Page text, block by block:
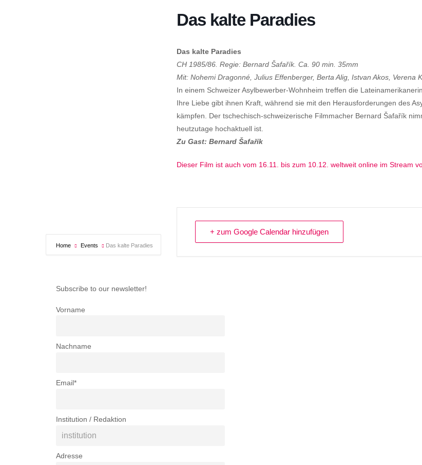
Home Events Das kalte Paradies
Das kalte Paradies
Das kalte Paradies
CH 1985/86 Regie: Bernard Šafařík Ca. 90 min. 35mm
Mit: Nohemi Dragonné , Julius Effenberger, Berta Alig, Istvan Akos, Verena
In einem Schweizer Asylbewerber-Wohnheim treffen die
Ihre Liebe gibt ihnen Kraft, während sie mit den Herausforderungen des
kämpfen. Der tschechisch-schweizerische Filmmacher Bernard Šafařík
heutzutage hochaktuell ist.
Zu Gast: Bernard Šafařík
Dieser Film ist auch vom 16.11. bis zum 10.12. weltweit online im Stream
+ zum Google Calendar hinzufügen
Subscribe to our newsletter!
Vorname
Nachname
Email*
Institution / Redaktion
Adresse